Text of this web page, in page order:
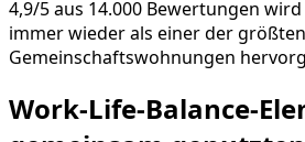
4,9/5 aus 14.000 Bewertungen
immer wieder als einer der
Gemeinschaftswohnungen
Work-Life-Balance-